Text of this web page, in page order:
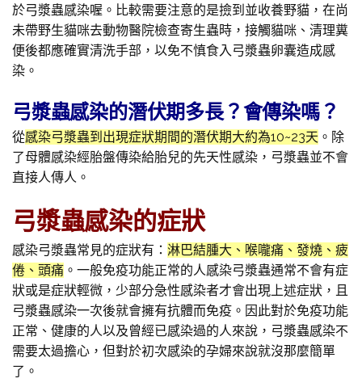
於弓漿蟲感染喔。比較需要注意的是撿到並收養野貓，在尚
未帶野生貓咪去動物醫院檢查寄生蟲時，接觸貓咪、清理糞
便後都應確實清洗手部，以免不慎食入弓漿蟲卵囊造成感
染。
弓漿蟲感染的潛伏期多長？會傳染嗎？
從感染弓漿蟲到出現症狀期間的潛伏期大約為10~23天 。除
了母體感染經胎盤傳染給胎兒的先天性感染，弓漿蟲並不會
直接人傳人。
弓漿蟲感染的症狀
感染弓漿蟲常見的症狀有： 淋巴結腫大、喉嚨痛、發燒、疲
倦、頭痛 。一般免疫功能正常的人感染弓漿蟲通常不會有症
狀或是症狀輕微，少部分急性感染者才會出現上述症狀，且
弓漿蟲感染一次後就會擁有抗體而免疫。因此對於免疫功能
正常、健康的人以及曾經已感染過的人來說，弓漿蟲感染不
需要太過擔心，但對於初次感染的孕婦來說就沒那麼簡單
了。